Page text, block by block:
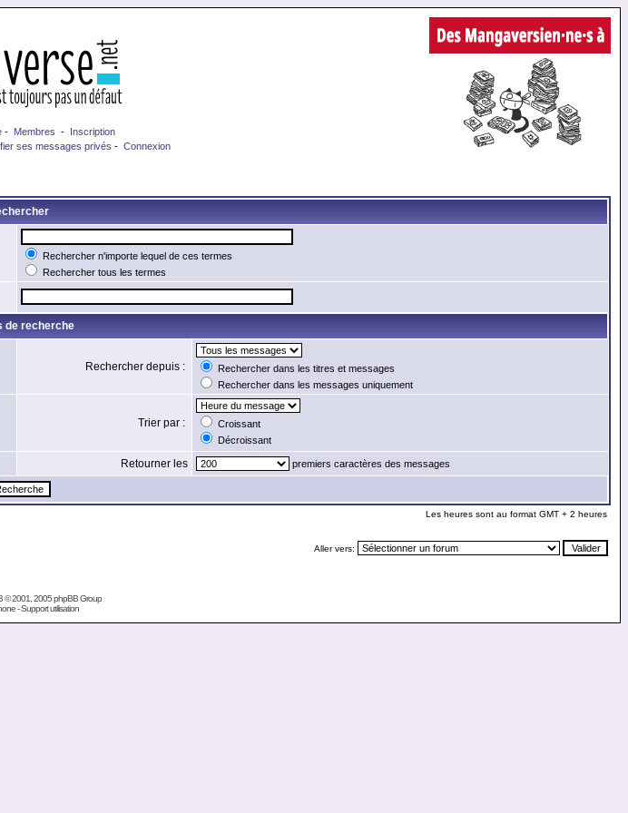
- Membres - Inscription
ses messages privés - Connexion
Rechercher n'importe lequel de ces termes
Rechercher tous les termes
de recherche
Rechercher depuis :
Rechercher dans les titres et messages
Rechercher dans les messages uniquement
Trier par :
Croissant
Décroissant
Retourner les premiers caractères des messages
Les heures sont au format GMT + 2 heures
Aller vers:
© 2001, 2005 phpBB Group
-Support utilisation